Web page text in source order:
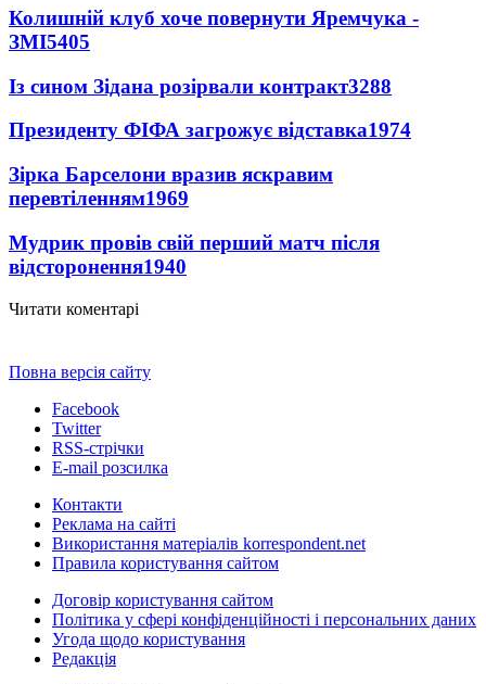
Колишній клуб хоче повернути Яремчука -
ЗМІ5405
Із сином Зідана розірвали контракт3288
Президенту ФІФА загрожує відставка1974
Зірка Барселони вразив яскравим
перевтіленням1969
Мудрик провів свій перший матч після
відсторонення1940
Читати коментарі
Повна версія сайту
Facebook
Twitter
RSS-стрічки
E-mail розсилка
Контакти
Реклама на сайті
Використання матеріалів korrespondent.net
Правила користування сайтом
Договір користування сайтом
Політика у сфері конфіденційності і персональних даних
Угода щодо користування
Редакція